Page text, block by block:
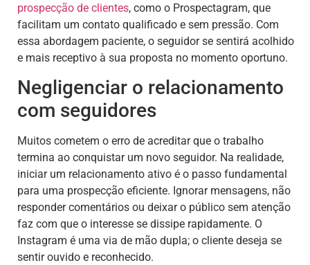
prospecção de clientes, como o Prospectagram, que
facilitam um contato qualificado e sem pressão. Com
essa abordagem paciente, o seguidor se sentirá acolhido
e mais receptivo à sua proposta no momento oportuno.
Negligenciar o relacionamento
com seguidores
Muitos cometem o erro de acreditar que o trabalho
termina ao conquistar um novo seguidor. Na realidade,
iniciar um relacionamento ativo é o passo fundamental
para uma prospecção eficiente. Ignorar mensagens, não
responder comentários ou deixar o público sem atenção
faz com que o interesse se dissipe rapidamente. O
Instagram é uma via de mão dupla; o cliente deseja se
sentir ouvido e reconhecido.